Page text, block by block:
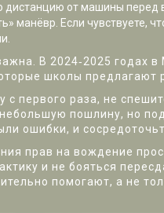
от машины перед
манёвр. Если чувствуете,
В 2024‑2025 годах
школы предлагают
с первого раза, не
пошлину, но
ошибки, и
прав на вождение
и не бояться
помогают, а не